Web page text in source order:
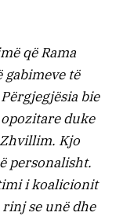
që Rama
të
bie
duke
Kjo
personalisht.
i koalicionit
se unë dhe